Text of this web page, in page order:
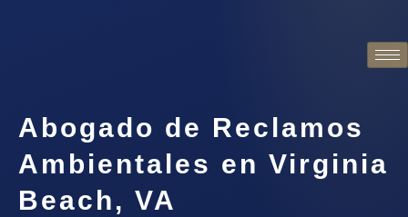
Abogado de Reclamos
Ambientales en Virginia
Beach, VA